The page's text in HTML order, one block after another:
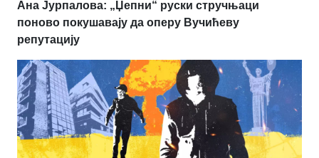
Ана Јурпалова: „Џепни“ руски стручњаци
поново покушавају да оперу Вучићеву
репутацију